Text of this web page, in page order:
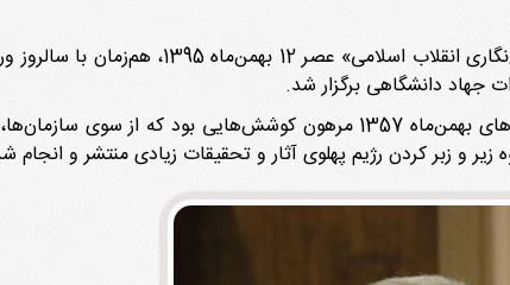
به گزارش پایگاه اطلاع‌رسانی انقلاب اسلامی، نشست «بررسی و نقد
جهاد دانشگاهی برگزار شد.
محسن کاظمی، نویسنده و پژوهشگر تاریخ، در این برنامه با اشاره به اینکه رخدادهای بهمن‌‌ماه 1357
و زبر کردن رژیم پهلوی آثار و تحقیقات زیادی منتشر و